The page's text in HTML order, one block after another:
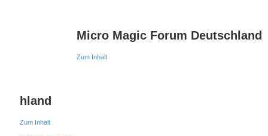
Micro Magic Forum Deutschland
Zum Inhalt
hland
Zum Inhalt